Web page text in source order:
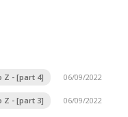
Z - [part 4] 06/09/2022
Z - [part 3] 06/09/2022